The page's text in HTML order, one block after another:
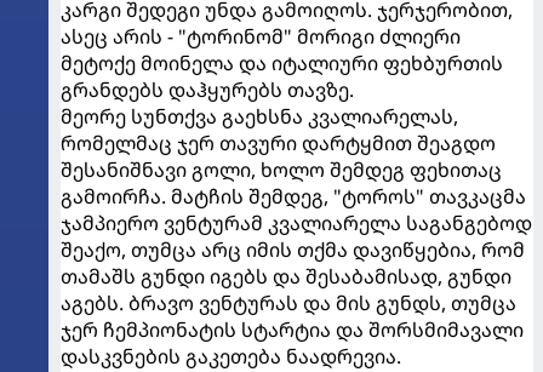
კარგი შედეგი უნდა გამოიღოს. ჯერჯერობით,
ასეც არის - "ტორინომ" მორიგი ძლიერი
მეტოქე მოინელა და იტალიური ფეხბურთის
გრანდებს დაჰყურებს თავზე.
მეორე სუნთქვა გაეხსნა კვალიარელას,
რომელმაც ჯერ თავური დარტყმით შეაგდო
შესანიშნავი გოლი, ხოლო შემდეგ ფეხითაც
გამოირჩა. მატჩის შემდეგ, "ტოროს" თავკაცმა
ჯამპიერო ვენტურამ კვალიარელა საგანგებოდ
შეაქო, თუმცა არც იმის თქმა დავიწყებია, რომ
თამაშს გუნდი იგებს და შესაბამისად, გუნდი
აგებს. ბრავო ვენტურას და მის გუნდს, თუმცა
ჯერ ჩემპიონატის სტარტია და შორსმიმავალი
დასკვნების გაკეთება ნაადრევია.